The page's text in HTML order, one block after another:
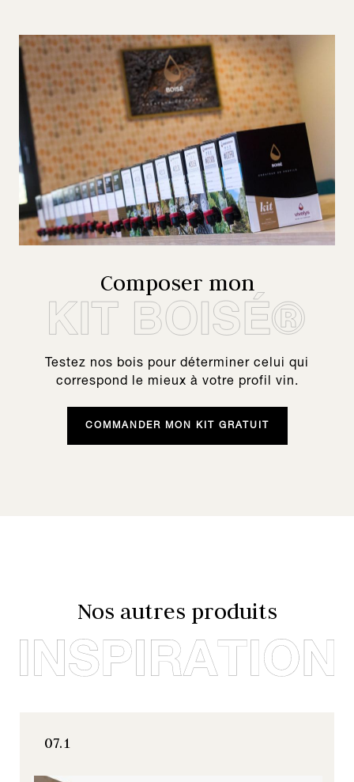
Composer mon
Testez nos bois pour déterminer celui qui
correspond le mieux à votre profil vin.
COMMANDER MON KIT GRATUIT
Nos autres produits
07.1